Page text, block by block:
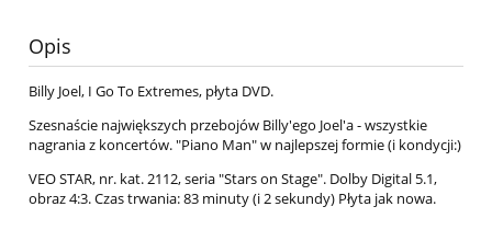
Opis
Billy Joel, I Go To Extremes, płyta DVD.
Szesnaście największych przebojów Billy'ego Joel'a - wszystkie
nagrania z koncertów. "Piano Man" w najlepszej formie (i kondycji:)
VEO STAR, nr. kat. 2112, seria "Stars on Stage". Dolby Digital 5.1,
obraz 4:3. Czas trwania: 83 minuty (i 2 sekundy) Płyta jak nowa.